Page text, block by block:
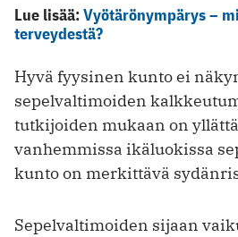
Lue lisää:Vyötärönympärys –
terveydestä?
Hyvä fyysinen kunto ei
sepelvaltimoiden
tutkijoiden mukaan on
vanhemmissa ikäluokissa
kunto on merkittävä
Sepelvaltimoiden sijaan